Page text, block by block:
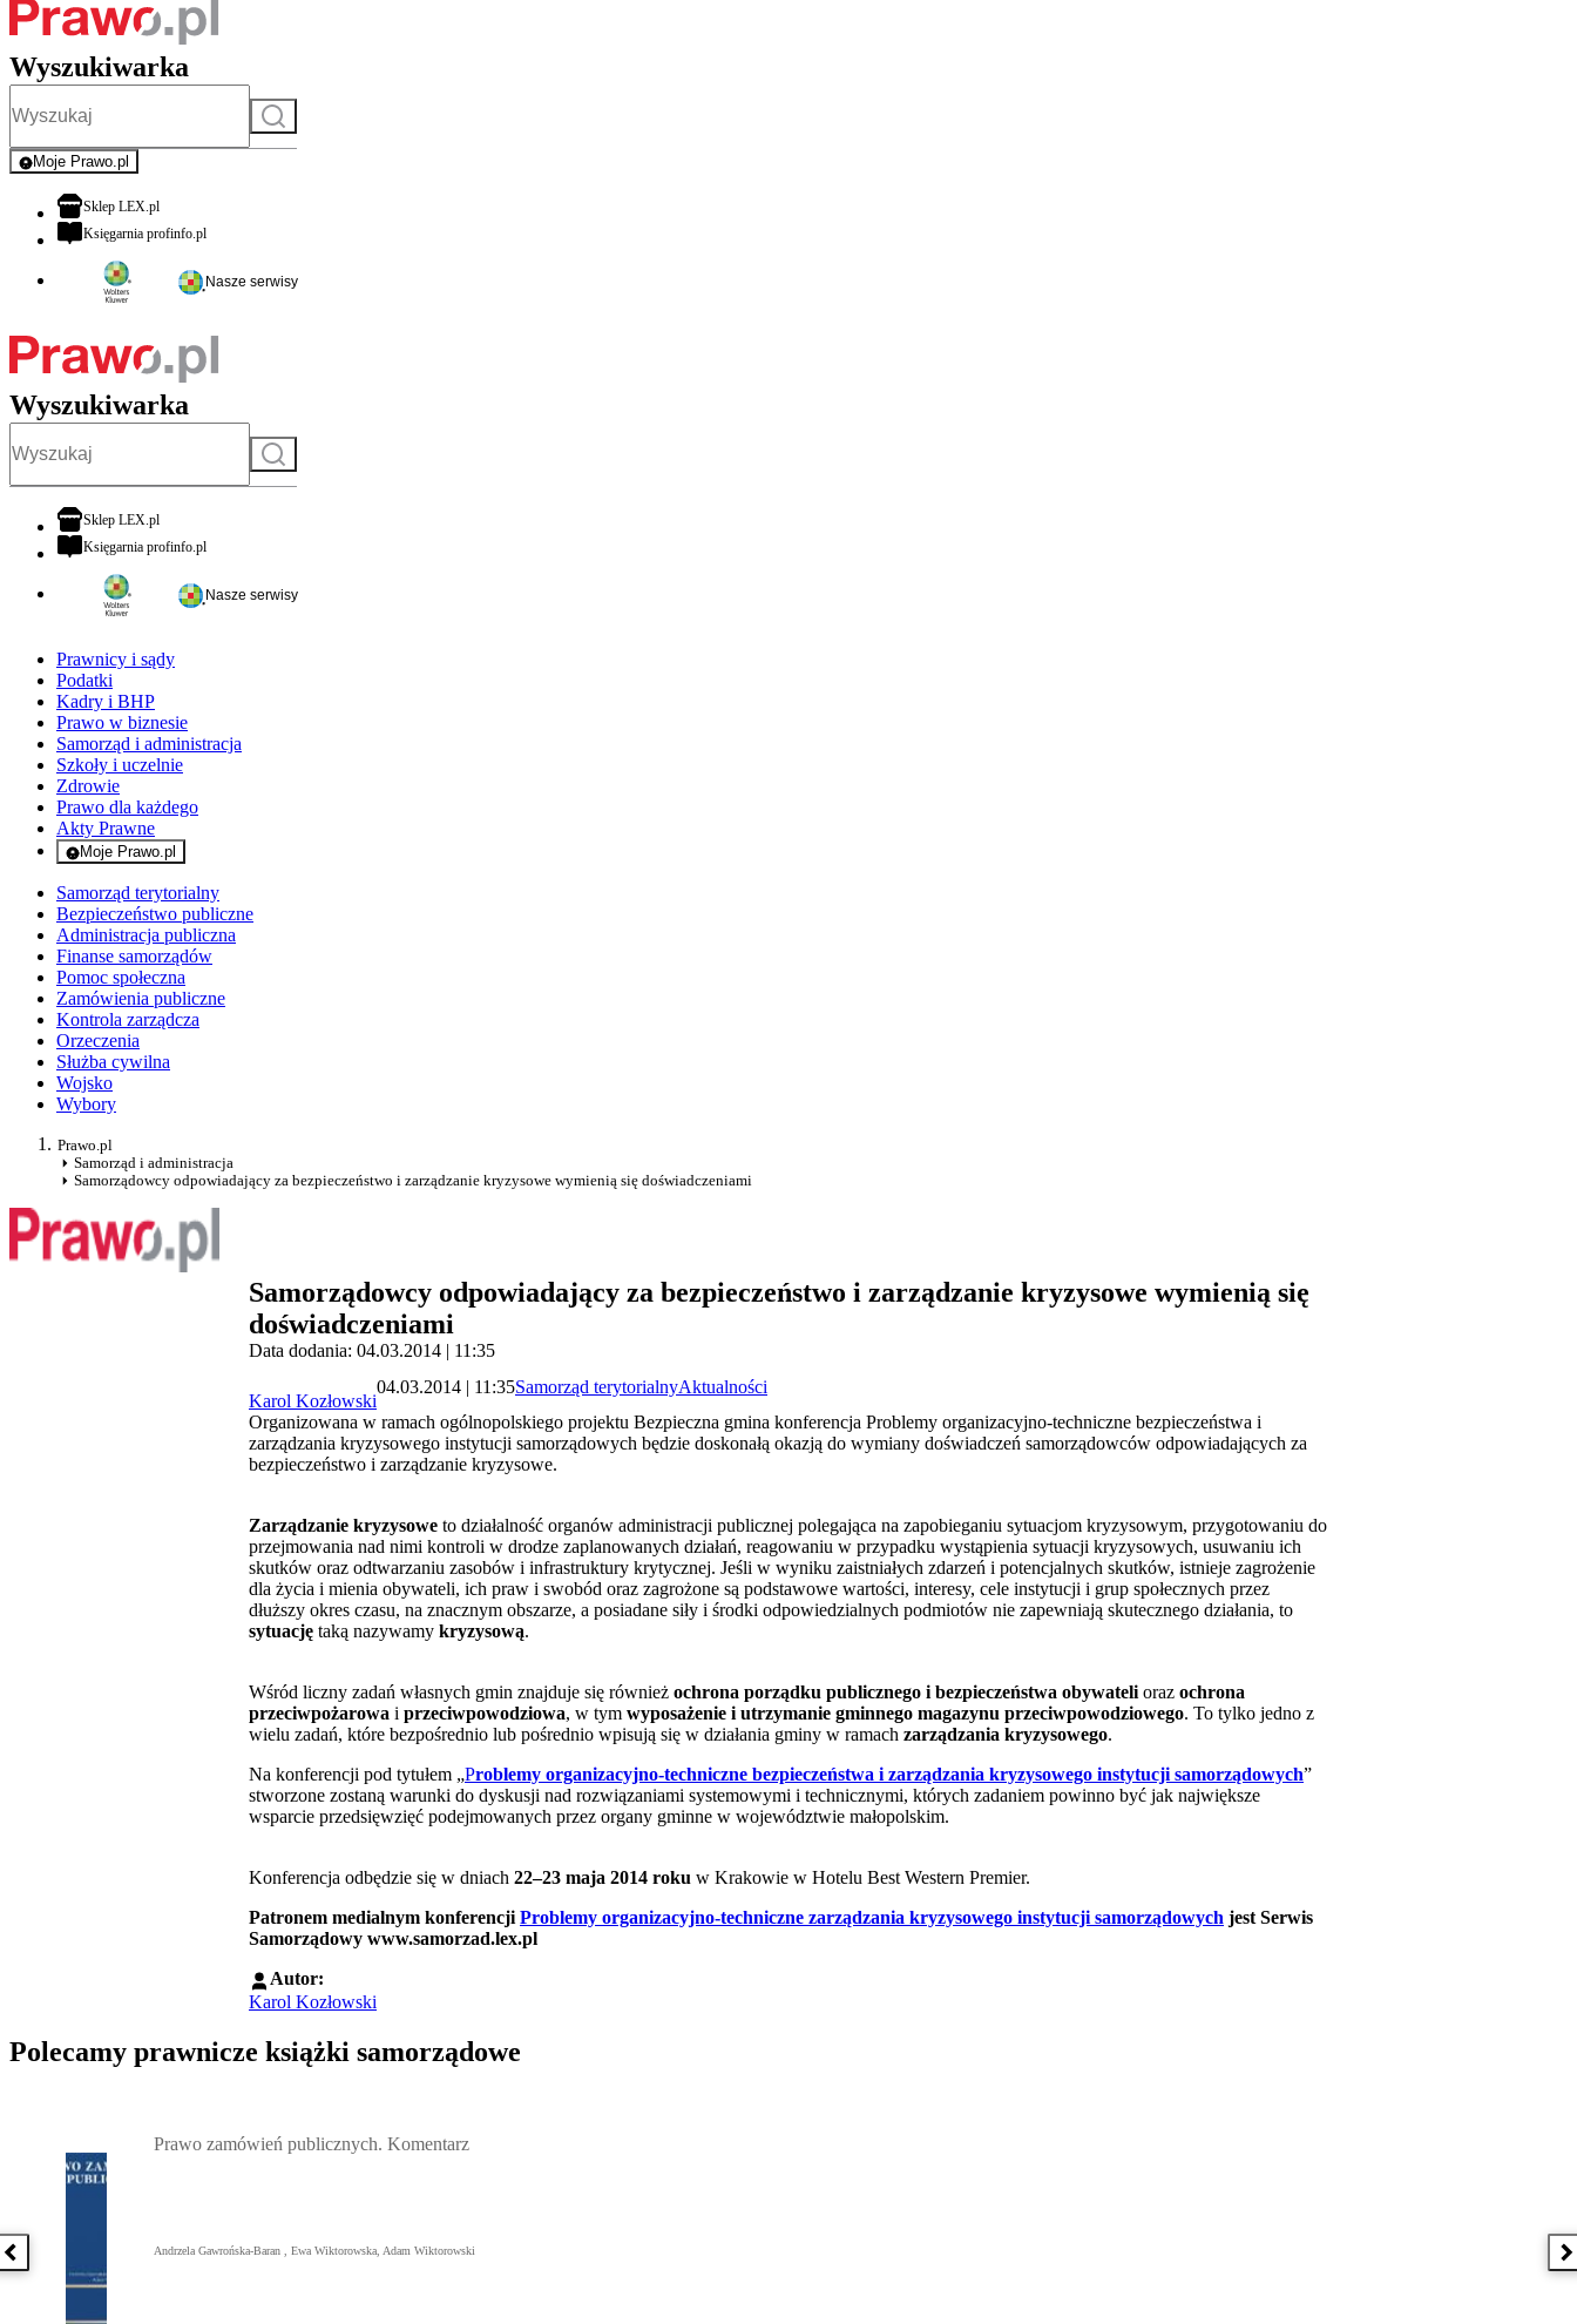
Wyszukiwarka
Szukaj
Moje Prawo.pl
- rejestracja i logowanie do serwisu
Sklep LEX.plotwiera się w nowej karcie
Księgarnia profinfo.plotwiera się w nowej karcie
Nasze serwisy
Wyszukiwarka
Szukaj
Sklep LEX.plotwiera się w nowej karcie
Księgarnia profinfo.plotwiera się w nowej karcie
Nasze serwisy
Prawnicy i sądy
Podatki
Kadry i BHP
Prawo w biznesie
Samorząd i administracja
Szkoły i uczelnie
Zdrowie
Prawo dla każdego
Akty Prawne
Moje Prawo.pl
- rejestracja i logowanie do serwisu
Samorząd terytorialny
Bezpieczeństwo publiczne
Administracja publiczna
Finanse samorządów
Pomoc społeczna
Zamówienia publiczne
Kontrola zarządcza
Orzeczenia
Służba cywilna
Wojsko
Wybory
Prawo.pl
Samorząd i administracja
Samorządowcy odpowiadający za bezpieczeństwo i zarządzanie kryzysowe wymienią się doświadczeniami
Samorządowcy odpowiadający za bezpieczeństwo i zarządzanie kryzysowe wymienią się
doświadczeniami
Data dodania: 04.03.2014 | 11:35
Karol Kozłowski
04.03.2014 | 11:35Samorząd terytorialnyAktualności
Organizowana w ramach ogólnopolskiego projektu Bezpieczna gmina konferencja Problemy organizacyjno-techniczne bezpieczeństwa i
zarządzania kryzysowego instytucji samorządowych będzie doskonałą okazją do wymiany doświadczeń samorządowców odpowiadających za
bezpieczeństwo i zarządzanie kryzysowe.
Zarządzanie kryzysowe to działalność organów administracji publicznej polegająca na zapobieganiu sytuacjom kryzysowym, przygotowaniu do
przejmowania nad nimi kontroli w drodze zaplanowanych działań, reagowaniu w przypadku wystąpienia sytuacji kryzysowych, usuwaniu ich
skutków oraz odtwarzaniu zasobów i infrastruktury krytycznej. Jeśli w wyniku zaistniałych zdarzeń i potencjalnych skutków, istnieje zagrożenie
dla życia i mienia obywateli, ich praw i swobód oraz zagrożone są podstawowe wartości, interesy, cele instytucji i grup społecznych przez
dłuższy okres czasu, na znacznym obszarze, a posiadane siły i środki odpowiedzialnych podmiotów nie zapewniają skutecznego działania, to
sytuację taką nazywamy kryzysową.
Wśród liczny zadań własnych gmin znajduje się również ochrona porządku publicznego i bezpieczeństwa obywatelioraz ochrona
przeciwpożarowa i przeciwpowodziowa, w tym wyposażenie i utrzymanie gminnego magazynu przeciwpowodziowego. To tylko jedno z
wielu zadań, które bezpośrednio lub pośrednio wpisują się w działania gminy w ramach zarządzania kryzysowego.
Na konferencji pod tytułem „Problemy organizacyjno-techniczne bezpieczeństwa i zarządzania kryzysowego instytucji samorządowych”
stworzone zostaną warunki do dyskusji nad rozwiązaniami systemowymi i technicznymi, których zadaniem powinno być jak największe
wsparcie przedsięwzięć podejmowanych przez organy gminne w województwie małopolskim.
Konferencja odbędzie się w dniach 22–23 maja 2014 roku w Krakowie w Hotelu Best Western Premier.
Patronem medialnym konferencjiProblemy organizacyjno-techniczne zarządzania kryzysowego instytucji samorządowych jest Serwis
Samorządowy www.samorzad.lex.pl
Autor:
Karol Kozłowski
Polecamy prawnicze książki samorządowe
Poprzednia książka
Prawo zamówień publicznych. Komentarz
Andrzela Gawrońska-Baran , Ewa Wiktorowska, Adam Wiktorowski